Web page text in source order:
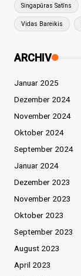
Singapūras Satīns
Vidas Bareikis
ARCHIV
Januar 2025
Dezember 2024
November 2024
Oktober 2024
September 2024
Januar 2024
Dezember 2023
November 2023
Oktober 2023
September 2023
August 2023
April 2023